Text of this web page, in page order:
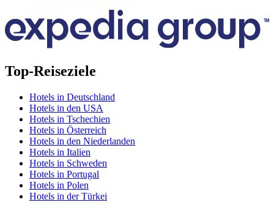
Top-Reiseziele
Hotels in Deutschland
Hotels in den USA
Hotels in Tschechien
Hotels in Österreich
Hotels in den Niederlanden
Hotels in Italien
Hotels in Schweden
Hotels in Portugal
Hotels in Polen
Hotels in der Türkei